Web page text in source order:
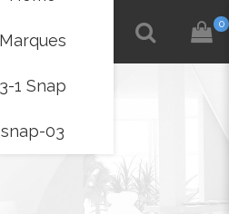
0
Marques
3-1 Snap
snap-03